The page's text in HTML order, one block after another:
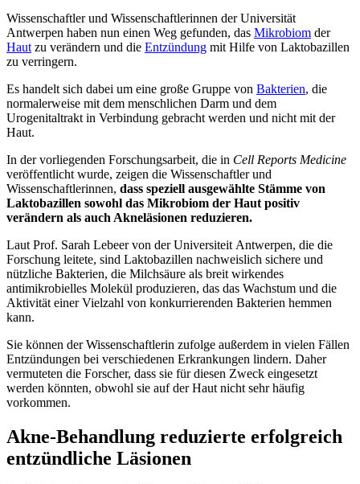
Wissenschaftler und Wissenschaftlerinnen der Universität
Antwerpen haben nun einen Weg gefunden, das Mikrobiom der
Haut zu verändern und die Entzündung mit Hilfe von Laktobazillen
zu verringern.
Es handelt sich dabei um eine große Gruppe von Bakterien, die
normalerweise mit dem menschlichen Darm und dem
Urogenitaltrakt in Verbindung gebracht werden und nicht mit der
Haut.
In der vorliegenden Forschungsarbeit, die in Cell Reports Medicine
veröffentlicht wurde, zeigen die Wissenschaftler und
Wissenschaftlerinnen, dass speziell ausgewählte Stämme von
Laktobazillen sowohl das Mikrobiom der Haut positiv
verändern als auch Akneläsionen reduzieren.
Laut Prof. Sarah Lebeer von der Universiteit Antwerpen, die die
Forschung leitete, sind Laktobazillen nachweislich sichere und
nützliche Bakterien, die Milchsäure als breit wirkendes
antimikrobielles Molekül produzieren, das das Wachstum und die
Aktivität einer Vielzahl von konkurrierenden Bakterien hemmen
kann.
Sie können der Wissenschaftlerin zufolge außerdem in vielen Fällen
Entzündungen bei verschiedenen Erkrankungen lindern. Daher
vermuteten die Forscher, dass sie für diesen Zweck eingesetzt
werden könnten, obwohl sie auf der Haut nicht sehr häufig
vorkommen.
Akne-Behandlung reduzierte erfolgreich
entzündliche Läsionen